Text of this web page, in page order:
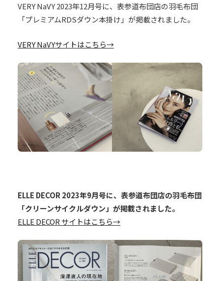
VERY NaVY 2023年12月号に、表参道布団店の羽毛布団
「プレミアムRDSダウン本掛け」が掲載されました。
VERY NaVYサイトはこちら→
ELLE DECOR 2023年9月号に、表参道布団店の羽毛布団
「クリーンサイクルダウン」が掲載されました。
ELLE DECOR サイトはこちら→